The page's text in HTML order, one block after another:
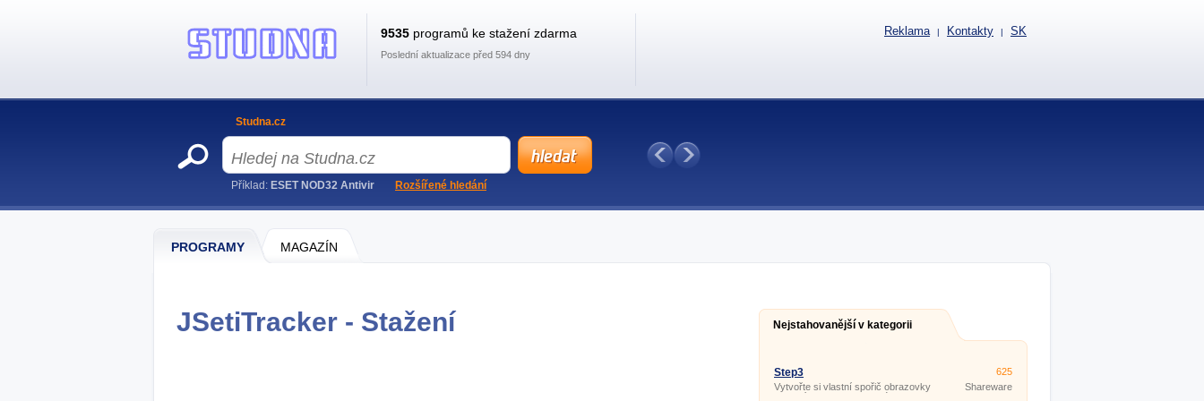
PROGRAMY MAGAZÍN
JSetiTracker - Stažení Nejstahovanější v kategorii
Step3
Vytvořte si vlastní spořič obrazovky
pomocí tohoto jednoduchého
625
Shareware
9535 programů ke stažení zdarma
Poslední aktualizace před 594 dny
Reklama | Kontakty | SK
Studna.cz
Příklad: ESET NOD32 Antivir Rozšířené hledání